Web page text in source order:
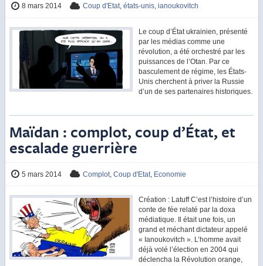
8 mars 2014 Coup d'Etat,états-unis,ianoukovitch
Le coup d’État ukrainien, présenté
par les médias comme une
révolution, a été orchestré par les
puissances de l’Otan. Par ce
basculement de régime, les États-
Unis cherchent à priver la Russie
d’un de ses partenaires historiques.
Maïdan : complot, coup d’État, et
escalade guerrière
5 mars 2014 Complot ,Coup d'Etat Economie
Création : Latuff C’est l’histoire d’un
conte de fée relaté par la doxa
médiatique. Il était une fois, un
grand et méchant dictateur appelé
« Ianoukovitch ». L’homme avait
déjà volé l’élection en 2004 qui
déclencha la Révolution orange,